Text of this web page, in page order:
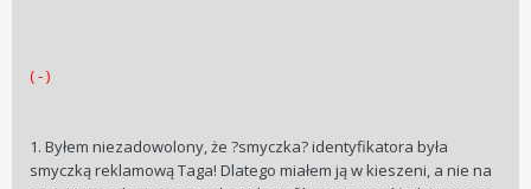
( - )
1. Byłem niezadowolony, że ?smyczka? identyfikatora była
smyczką reklamową Taga! Dlatego miałem ją w kieszeni, a nie na